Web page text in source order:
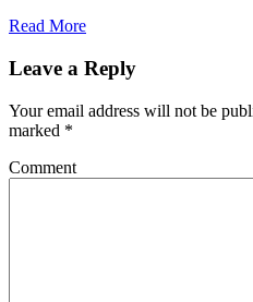
Read More
Leave a Reply
Your email address will not be
marked *
Comment